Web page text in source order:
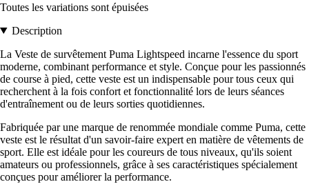
Toutes les variations sont épuisées
Description
La Veste de survêtement Puma Lightspeed incarne l'essence du sport
moderne, combinant performance et style. Conçue pour les passionnés
de course à pied, cette veste est un indispensable pour tous ceux qui
recherchent à la fois confort et fonctionnalité lors de leurs séances
d'entraînement ou de leurs sorties quotidiennes.
Fabriquée par une marque de renommée mondiale comme Puma, cette
veste est le résultat d'un savoir-faire expert en matière de vêtements de
sport. Elle est idéale pour les coureurs de tous niveaux, qu'ils soient
amateurs ou professionnels, grâce à ses caractéristiques spécialement
conçues pour améliorer la performance.